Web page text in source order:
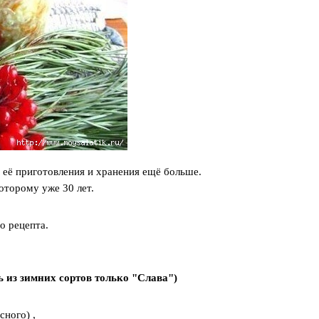
приготовления и хранения ещё больше.
уже 30 лет.
рецепта.
из зимних сортов только "Слава")
,